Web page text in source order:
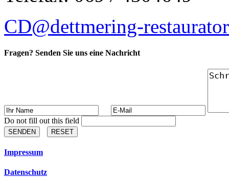
CD@dettmering-
Fragen? Senden Sie uns eine Nachricht
Do not fill out this field
SENDEN RESET
Impressum
Datenschutz